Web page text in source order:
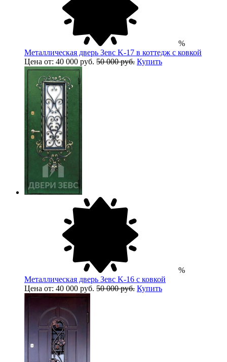
%
Металлическая дверь Зевс K-17 в коттедж с ковкой
Цена от: 40 000 руб. 50 000 руб. Купить
%
Металлическая дверь Зевс K-16 с ковкой
Цена от: 40 000 руб. 50 000 руб. Купить